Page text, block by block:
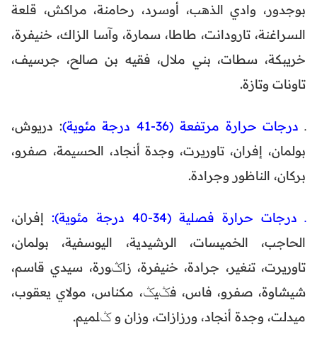
بوجدور، وادي الذهب، أوسرد، رحامنة، مراكش، قلعة
السراغنة، تارودانت، طاطا، سمارة، وآسا الزاك، خنيفرة،
خريبكة، سطات، بني ملال، فقيه بن صالح، جرسيف،
تاونات وتازة.
ـ درجات حرارة مرتفعة (36-41 درجة مئوية)
: دريوش،
بولمان، إفران، تاوريرت، وجدة أنجاد، الحسيمة، صفرو،
بركان، الناظور وجرادة.
ـ درجات حرارة فصلية (34-40 درجة مئوية):
إفران،
الحاجب، الخميسات، الرشيدية، اليوسفية، بولمان،
تاوريرت، تنغير، جرادة، خنيفرة، زاݣورة، سيدي قاسم،
شيشاوة، صفرو، فاس، فݣيݣ، مكناس، مولاي يعقوب،
ميدلت، وجدة أنجاد، ورزازات، وزان و ݣلميم.